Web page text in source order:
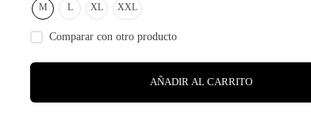
M L XL XXL
AÑADIR AL CARRITO